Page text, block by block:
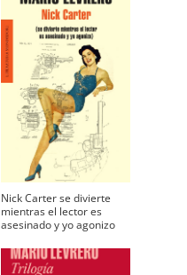
Nick Carter se divierte
mientras el lector es
asesinado y yo agonizo